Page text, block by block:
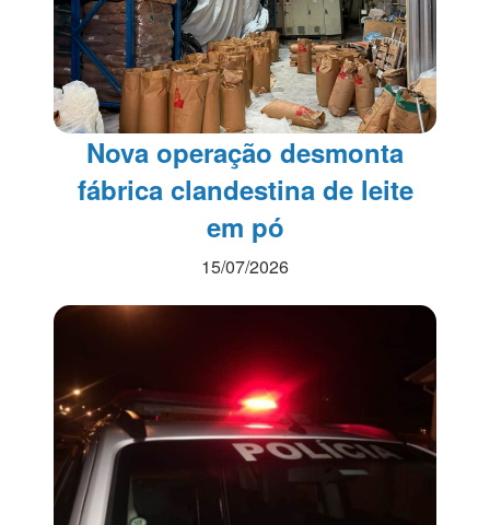
Nova operação desmonta
fábrica clandestina de leite
em pó
15/07/2026